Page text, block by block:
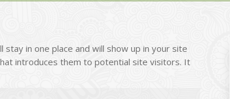
in one place and will show up in your site
introduces them to potential site visitors. It